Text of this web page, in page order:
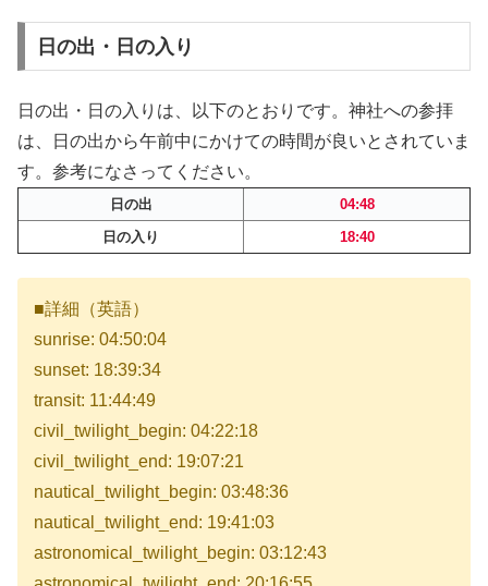
日の出・日の入り
日の出・日の入りは、以下のとおりです。神社への参拝
は、日の出から午前中にかけての時間が良いとされていま
す。参考になさってください。
日の出
04:48
日の入り
18:40
■詳細（英語）
sunrise: 04:50:04
sunset: 18:39:34
transit: 11:44:49
civil_twilight_begin: 04:22:18
civil_twilight_end: 19:07:21
nautical_twilight_begin: 03:48:36
nautical_twilight_end: 19:41:03
astronomical_twilight_begin: 03:12:43